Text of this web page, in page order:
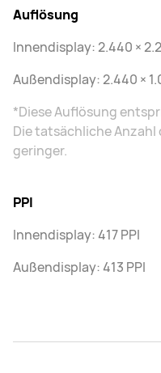
Auflösung
Innendisplay: 2.440 ×
Außendisplay: 2.440 ×
*Diese Auflösung
Die tatsächliche
geringer.
PPI
Innendisplay: 417 PPI
Außendisplay: 413 PPI